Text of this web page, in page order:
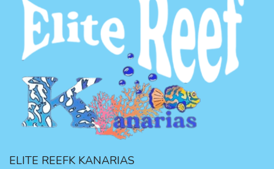
ELITE REEFK KANARIAS